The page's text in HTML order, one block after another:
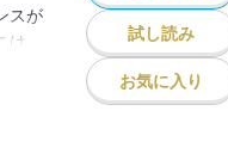
作
スが
、
試し読み
お気に入り